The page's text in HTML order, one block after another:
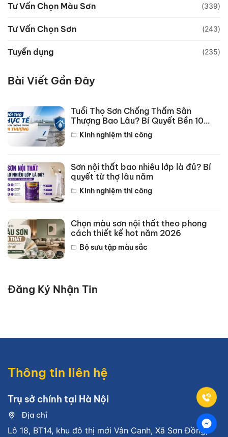
Tư Vấn Chọn Màu Sơn (339)
Tư Vấn Chọn Sơn (243)
Tuyển dụng (235)
Bài Viết Gần Đây
Tuổi Thọ Sơn Chống Thấm Sân
Thượng Bao Lâu? Bí Quyết Bền 10
NămKinh nghiệm thi công
Sơn nội thất bao nhiêu lớp là đủ? Bí
quyết từ thợ lâu năm
Kinh nghiệm thi công
Chọn màu sơn nội thất theo phong
cách thiết kế hot năm 2026
Bộ sưu tập màu sắc
Đăng Ký Nhận Tin
Thông tin liên hệ
Trụ sở chính tại Hà Nội
Địa chỉ
Lô 18, BT14, khu đô thị mới Vân Canh, Xã Sơn Đồng,